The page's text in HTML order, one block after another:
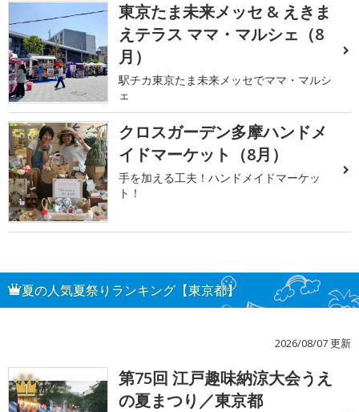
東京たま未来メッセ & えきま
えテラス ママ・マルシェ（8
月）
駅チカ東京たま未来メッセでママ・マルシ
ェ
クロスガーデン多摩ハンドメ
イドマーケット（8月）
手を加える工夫！ハンドメイドマーケッ
ト！
夏の人気夏祭りランキング【東京都】
2026/08/07 更新
1
第75回 江戸趣味納涼大会うえ
の夏まつり／東京都